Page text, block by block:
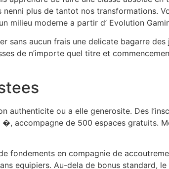
plus de tantot nos transformations.
milieu moderne a partir d’ Evolution
sans aucun frais une delicate bagarre
de n’importe quel titre et
authenticite ou a elle generosite. Des
accompagne de 500 espaces gratuits.
fondements en compagnie de
equipiers. Au-dela de bonus standard,